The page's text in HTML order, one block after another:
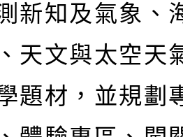
新知及氣象、
天文與太空天
題材，並規劃